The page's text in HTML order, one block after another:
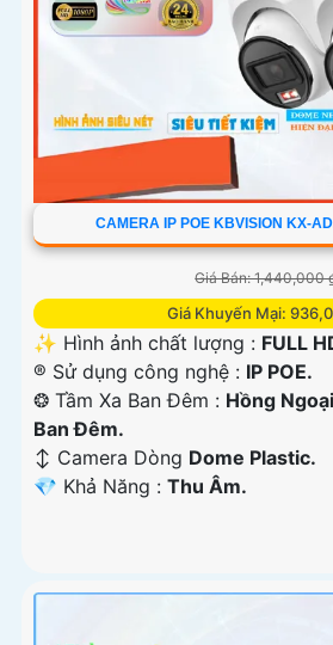
CAMERA IP POE KBVISION KX-
Giá Bán: 1,440,000
Giá Khuyến Mại:
✨ Hình ảnh chất lượng : FULL
®️ Sử dụng công nghệ : IP POE.
❂ Tầm Xa Ban Đêm : Hồng
Ban Ðêm.
↕️ Camera Dòng Dome Plastic.
️💎 Khả Năng : Thu Âm.